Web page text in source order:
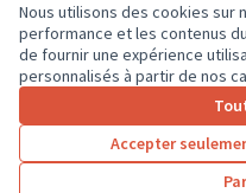
Nous utilisons des cookies sur
performance et les contenus
de fournir une expérience
personnalisés à partir de nos
Accepter
Restauration de la
231E41 de 1938
L'association AAATV-
de la Traction à Vapeur -
restaure la célèbre